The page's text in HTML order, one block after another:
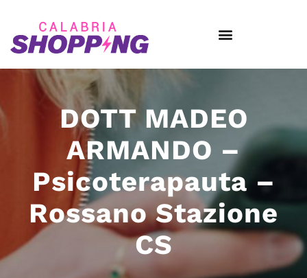
DOTT MADEO
ARMANDO –
Psicoterapauta –
Rossano Stazione
CS